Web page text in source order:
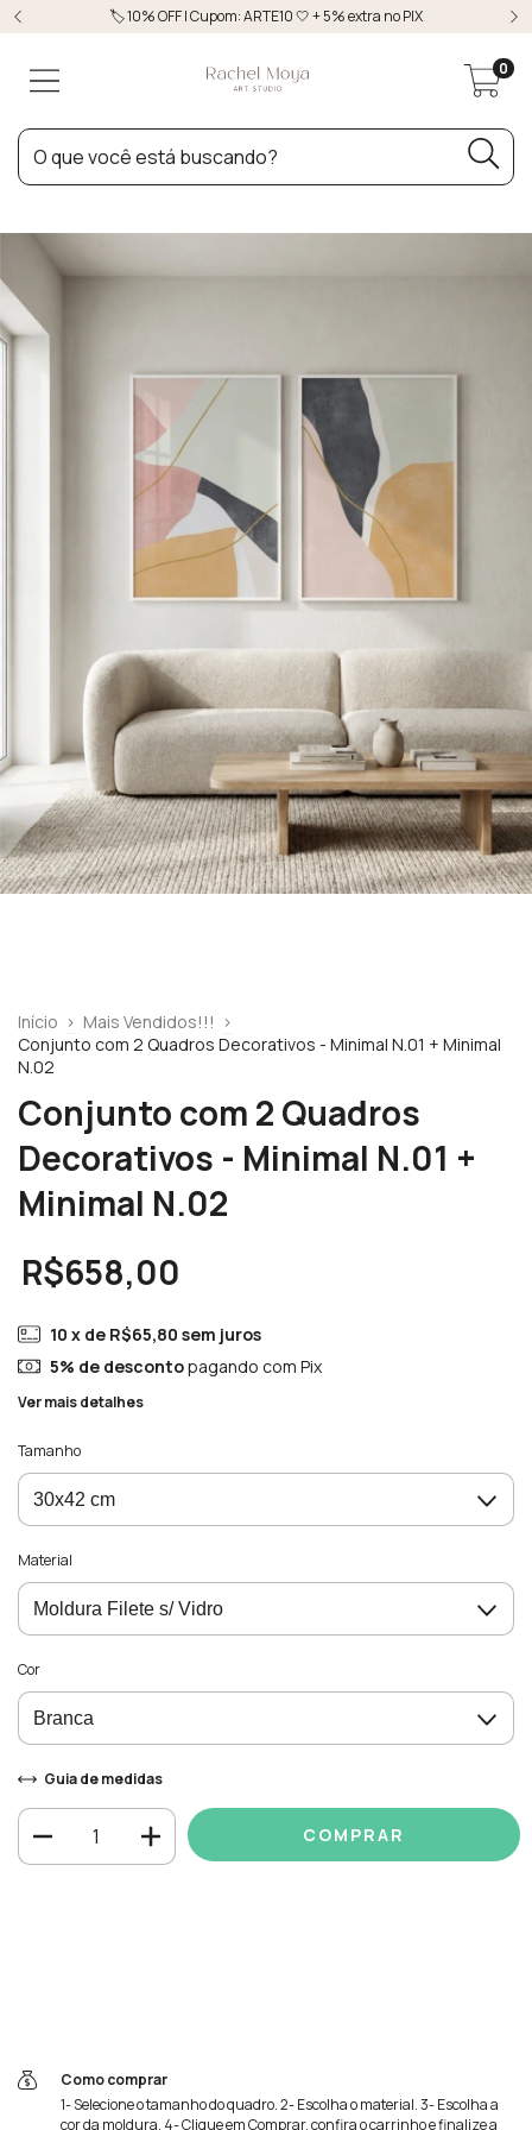
🏷️ 10% OFF | Cupom: ARTE10 🤍 + 5% extra no PIX
0
Início > Mais Vendidos!!! >
Conjunto com 2 Quadros Decorativos - Minimal N.01 + Minimal
N.02
Conjunto com 2 Quadros
Decorativos - Minimal N.01 +
Minimal N.02
R$658,00
10 x de R$65,80 sem juros
5% de descontopagando com Pix
Ver mais detalhes
Tamanho
Material
Cor
Guia de medidas
Como comprar
1- Selecione o tamanho do quadro. 2- Escolha o material. 3- Escolha a
cor da moldura. 4- Clique em Comprar, confira o carrinho e finalize a